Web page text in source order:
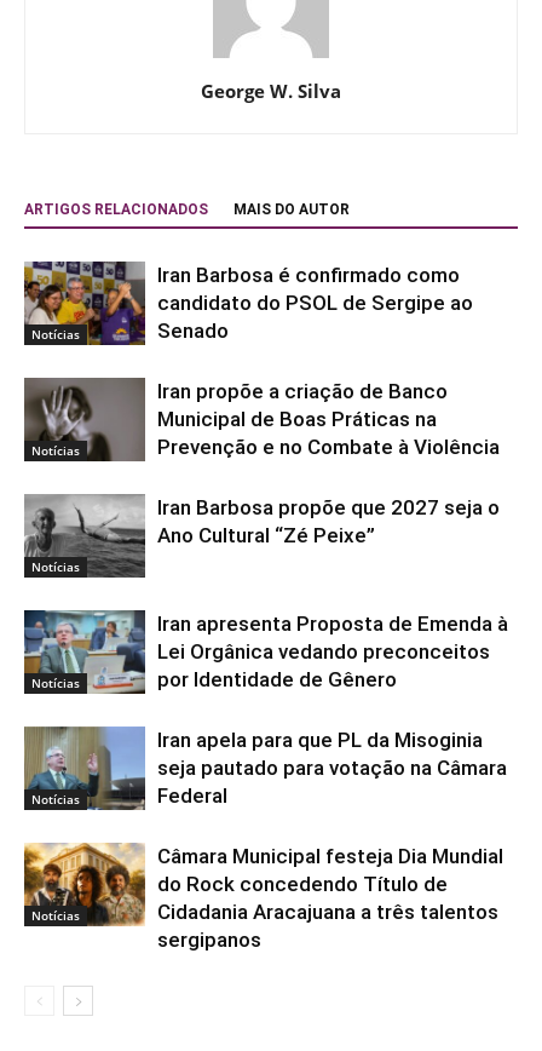
George W. Silva
ARTIGOS RELACIONADOS MAIS DO AUTOR
Notícias
Iran Barbosa é confirmado como
candidato do PSOL de Sergipe ao
Senado
Notícias
Iran propõe a criação de Banco
Municipal de Boas Práticas na
Prevenção e no Combate à Violência
Notícias
Iran Barbosa propõe que 2027 seja o
Ano Cultural “Zé Peixe”
Notícias
Iran apresenta Proposta de Emenda à
Lei Orgânica vedando preconceitos
por Identidade de Gênero
Notícias
Iran apela para que PL da Misoginia
seja pautado para votação na Câmara
Federal
Notícias
Câmara Municipal festeja Dia Mundial
do Rock concedendo Título de
Cidadania Aracajuana a três talentos
sergipanos